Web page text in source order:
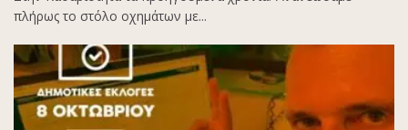
πλήρως το στόλο οχημάτων με...